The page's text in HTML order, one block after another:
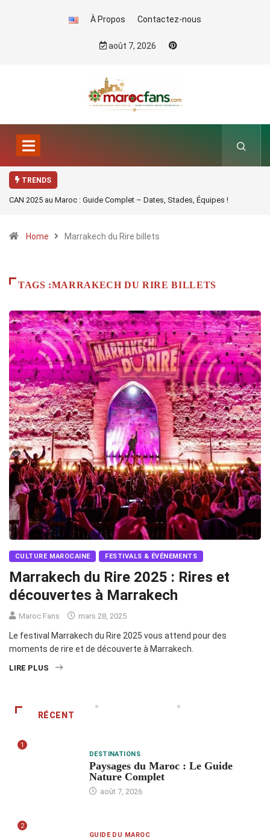
À Propos Contactez-nous
août 7, 2026
TRENDS
CAN 2025 au Maroc : Guide Complet – Dates, Stades, Équipes !
Home Marrakech du Rire billets
TAGS :MARRAKECH DU RIRE BILLETS
CULTURE MAROCAINE FESTIVALS & ÉVÉNEMENTS
Marrakech du Rire 2025 : Rires et
découvertes à Marrakech
Maroc Fans mars 28, 2025
Le festival Marrakech du Rire 2025 vous attend pour des
moments de rire et de découverte à Marrakech.
LIRE PLUS
RÉCENT
1
DESTINATIONS
Paysages du Maroc : Le Guide
Nature Complet
août 7, 2026
2
GUIDE DU MAROC